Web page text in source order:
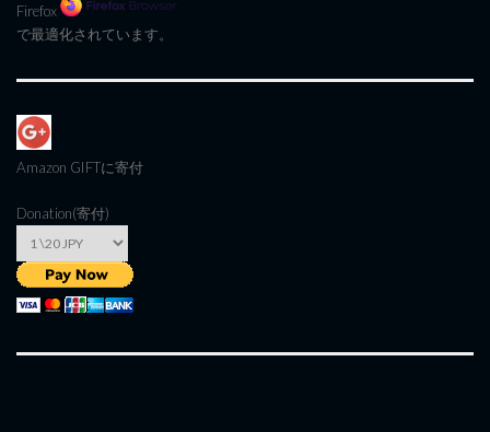
Firefox
で最適化されています。
Amazon GIFTに寄付
Donation(寄付)